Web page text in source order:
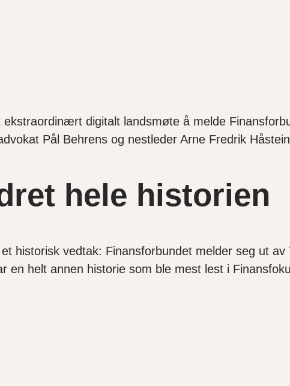
digitalt landsmøte å melde
Pål Behrens og nestleder Arne Fredrik
hele historien
historisk vedtak: Finansforbundet melder seg ut
helt annen historie som ble mest lest i